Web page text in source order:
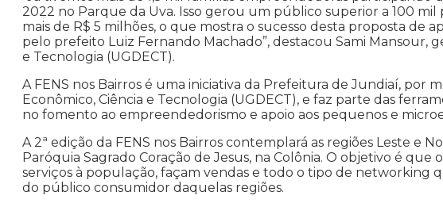
2022 no Parque da Uva. Isso gerou um público superior a 100
mais de R$ 5 milhões, o que mostra o sucesso desta proposta de
pelo prefeito Luiz Fernando Machado”, destacou Sami Mansour,
e Tecnologia (UGDECT).
A FENS nos Bairros é uma iniciativa da Prefeitura de Jundiaí, por
Econômico, Ciência e Tecnologia (UGDECT), e faz parte das
no fomento ao empreendedorismo e apoio aos pequenos e
A 2ª edição da FENS nos Bairros contemplará as regiões Leste e
Paróquia Sagrado Coração de Jesus, na Colônia. O objetivo é
serviços à população, façam vendas e todo o tipo de networking
do público consumidor daquelas regiões.